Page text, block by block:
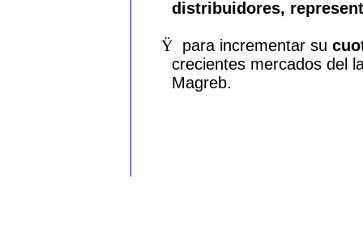
distribuidores,
Ÿ para incrementar su
crecientes mercados del
Magreb.